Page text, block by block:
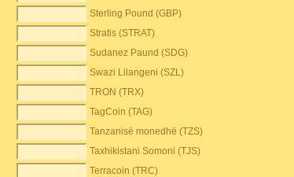
Sterling Pound (GBP)
Stratis (STRAT)
Sudanez Paund (SDG)
Swazi Lilangeni (SZL)
TRON (TRX)
TagCoin (TAG)
Tanzanisë monedhë (TZS)
Taxhikistani Somoni (TJS)
Terracoin (TRC)